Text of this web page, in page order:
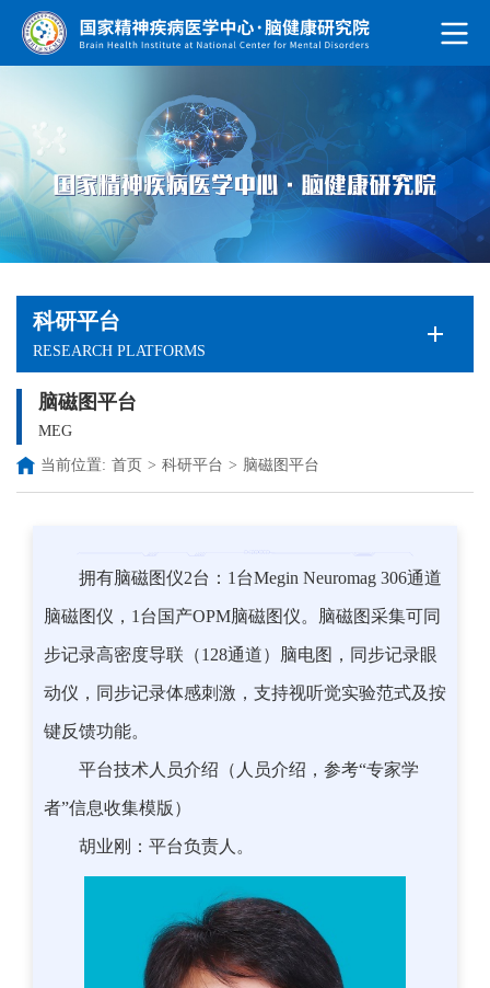
科研平台
RESEARCH PLATFORMS
脑磁图平台
MEG
当前位置: 首页 > 科研平台 > 脑磁图平台
拥有脑磁图仪2台：1台Megin Neuromag 306通道
脑磁图仪，1台国产OPM脑磁图仪。脑磁图采集可同
步记录高密度导联（128通道）脑电图，同步记录眼
动仪，同步记录体感刺激，支持视听觉实验范式及按
键反馈功能。
平台技术人员介绍（人员介绍，参考“专家学
者”信息收集模版）
胡业刚：平台负责人。